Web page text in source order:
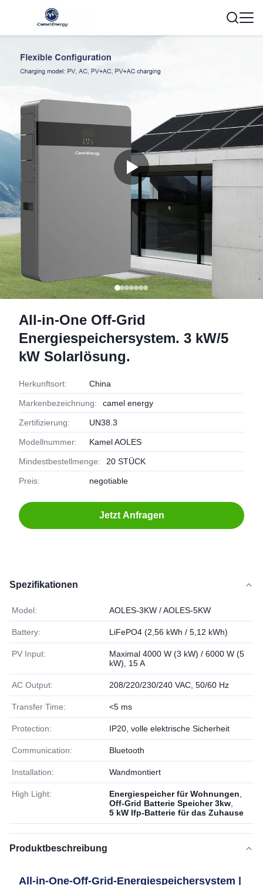
All-in-One Off-Grid
Energiespeichersystem. 3 kW/5
kW Solarlösung.
Herkunftsort: China
Markenbezeichnung: camel energy
Zertifizierung: UN38.3
Modellnummer: Kamel AOLES
Mindestbestellmenge: 20 STÜCK
Preis: negotiable
Jetzt Anfragen
Spezifikationen
Model: AOLES-3KW / AOLES-5KW
Battery: LiFePO4 (2,56 kWh / 5,12 kWh)
PV Input:
Maximal 4000 W (3 kW) / 6000 W (5
kW), 15 A
AC Output: 208/220/230/240 VAC, 50/60 Hz
Transfer Time: <5 ms
Protection: IP20, volle elektrische Sicherheit
Communication: Bluetooth
Installation: Wandmontiert
High Light: Energiespeicher für Wohnungen
Off-Grid Batterie Speicher 3kw
5 kW Ifp-Batterie für das Zuhause
Produktbeschreibung
All-in-One-Off-Grid-Energiespeichersystem |